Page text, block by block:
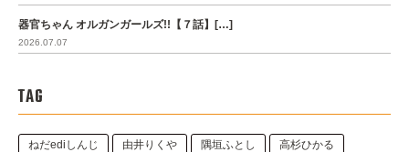
器官ちゃん オルガンガールズ!!【７話】[…]
2026.07.07
TAG
ねだediしんじ 由井りくや 隅垣ふとし 高杉ひかる